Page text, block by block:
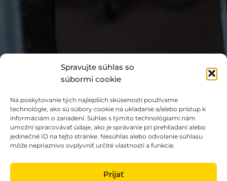
Spravujte súhlas so
súbormi cookie
Na poskytovanie tých najlepších skúseností používame
technológie, ako sú súbory cookie na ukladanie a/alebo prístup k
informáciám o zariadení. Súhlas s týmito technológiami nám
umožní spracovávať údaje, ako je správanie pri prehliadaní alebo
jedinečné ID na tejto stránke. Nesúhlas alebo odvolanie súhlasu
môže nepriaznivo ovplyvniť určité vlastnosti a funkcie.
Prijať
O cookies/Ochrana osobných údajov
© 2026 INNOTEC SK